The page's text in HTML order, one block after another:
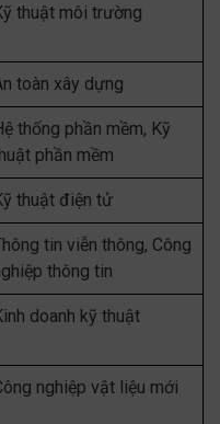
thuật môi trường
toàn xây dựng
thống phần mềm, Kỹ
phần mềm
thuật điện tử
tin viễn thông, Công
thông tin
doanh kỹ thuật
nghiệp vật liệu mới